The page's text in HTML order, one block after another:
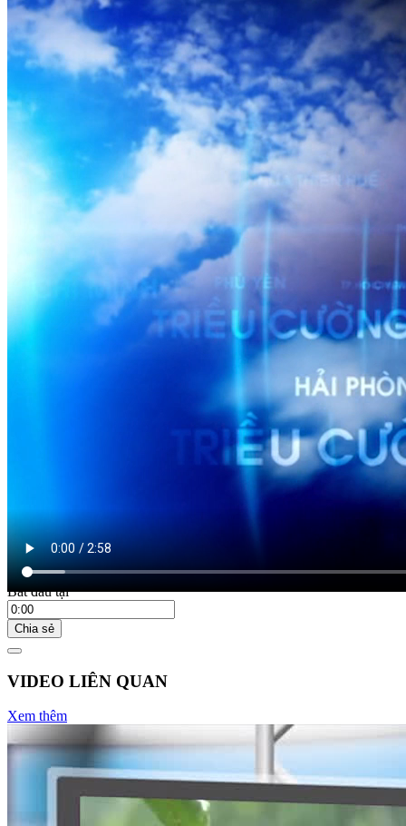
DỰ BÁO THỜI TIẾT
Dự báo thời tiết đêm 21/4 ngày 22/4/2023
Bắt đầu tại
Chia sẻ
VIDEO LIÊN QUAN
Xem thêm